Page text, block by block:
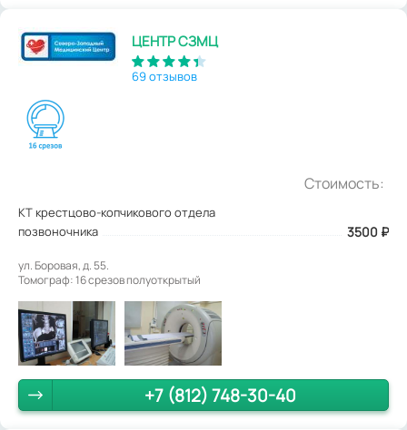
ЦЕНТР СЗМЦ
69 отзывов
Стоимость:
КТ крестцово-копчикового отдела
позвоночника
3500 ₽
ул. Боровая, д. 55.
Томограф: 16 срезов полуоткрытый
+7 (812) 748-30-40